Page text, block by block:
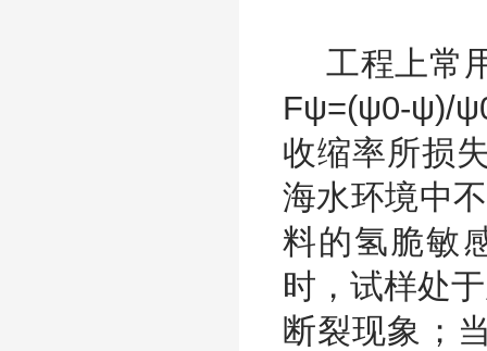
工程上常
Fψ=(ψ0-ψ)/
收缩率所损
海水环境中
料的氢脆敏
时，试样处
断裂现象；